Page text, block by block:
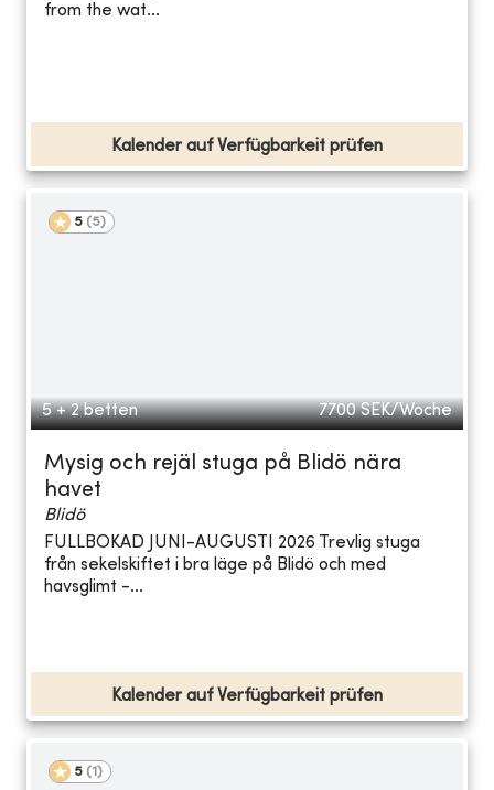
from the wat...
Kalender auf Verfügbarkeit prüfen
5 (5)
5 + 2 betten 7700 SEK/Woche
Mysig och rejäl stuga på Blidö nära
havet
Blidö
FULLBOKAD JUNI-AUGUSTI 2026 Trevlig stuga
från sekelskiftet i bra läge på Blidö och med
havsglimt -...
Kalender auf Verfügbarkeit prüfen
5 (1 )